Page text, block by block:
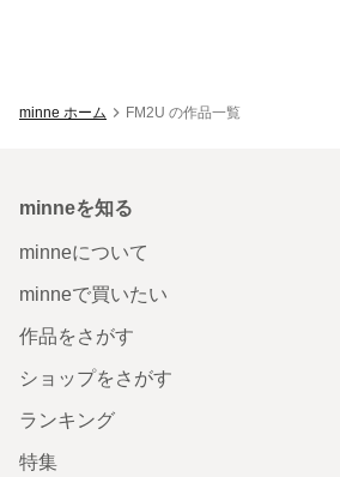
minne ホーム FM2U の作品一覧
minneを知る
minneについて
minneで買いたい
作品をさがす
ショップをさがす
ランキング
特集